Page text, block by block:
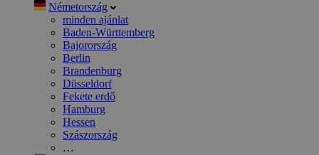
Németország
minden ajánlat
Baden-Württemberg
Bajorország
Berlin
Brandenburg
Düsseldorf
Fekete erdő
Hamburg
Hessen
Szászország
…